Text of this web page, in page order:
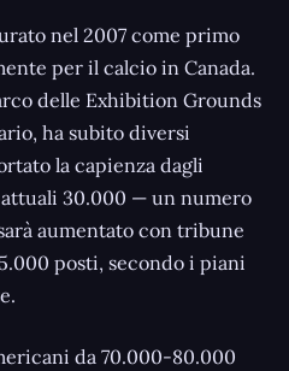
nel 2007 come primo
per il calcio in Canada.
delle Exhibition Grounds
ha subito diversi
la capienza dagli
30.000 — un numero
aumentato con tribune
posti, secondo i piani
da 70.000-80.000